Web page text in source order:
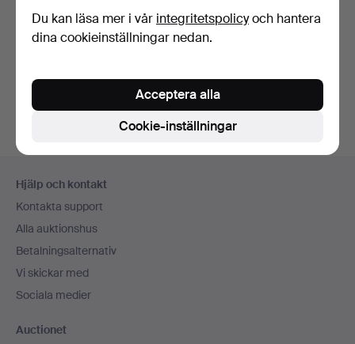
Du kan också söka ivårt arkiv med avslutade auktioner
Hjälp och kontakt
Kontakta support
Alla auktionshus
Betalningsalternativ
Vi skickar med
Sociala medier
Auctionet
Du kan läsa mer i vår integritetspolicyoch hantera
dina cookieinställningar nedan.
Cookie-inställningar
Acceptera alla